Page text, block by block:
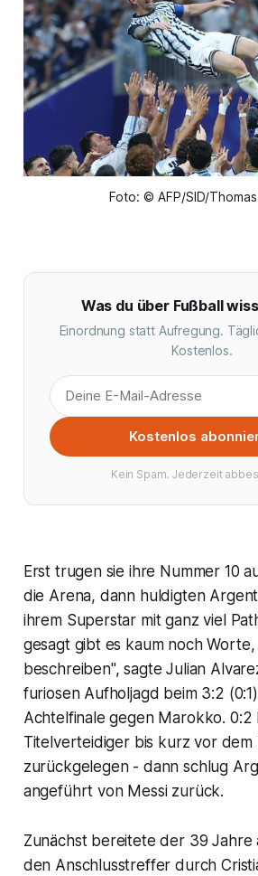
Foto: © AFP/SID/Thomas
Was du über Fußball
Einordnung statt Aufregung.
Kostenlos.
Kostenlos
Kein Spam. Jederzeit
Erst trugen sie ihre Nummer 10
die Arena, dann huldigten
ihrem Superstar mit ganz viel
gesagt gibt es kaum noch
beschreiben", sagte Julian
furiosen Aufholjagd beim 3:2
Achtelfinale gegen Marokko.
Titelverteidiger bis kurz vor dem
zurückgelegen - dann schlug
angeführt von Messi zurück.
Zunächst bereitete der 39 Jahre
den Anschlusstreffer durch